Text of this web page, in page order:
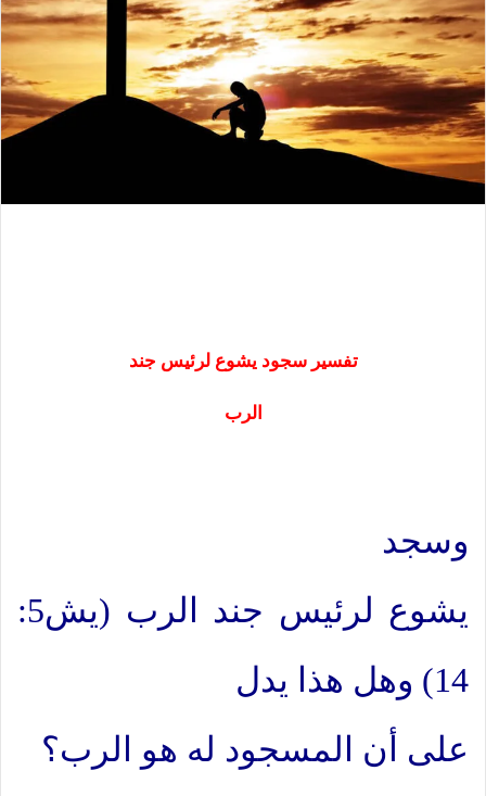
تفسير سجود يشوع لرئيس جند
الرب
وسجد
يشوع لرئيس جند الرب (يش5:
14)
وهل هذا يدل
على أن المسجود له هو الرب؟